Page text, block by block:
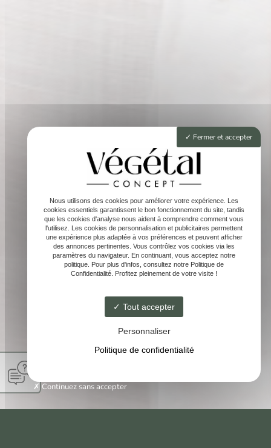
Fermer et accepter
Nous utilisons des cookies pour améliorer votre expérience. Les
cookies essentiels garantissent le bon fonctionnement du site, tandis
que les cookies d'analyse nous aident à comprendre comment vous
l'utilisez. Les cookies de personnalisation et publicitaires permettent
une expérience plus adaptée à vos préférences et peuvent afficher
des annonces pertinentes. Vous contrôlez vos cookies via les
paramètres du navigateur. En continuant, vous acceptez notre
politique. Pour plus d'infos, consultez notre Politique de
Confidentialité. Profitez pleinement de votre visite !
Tout accepter
Personnaliser
Politique de confidentialité
Continuez sans accepter